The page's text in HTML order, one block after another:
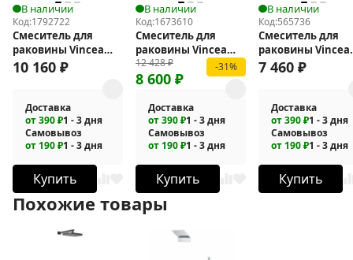
В наличии
Код:1792722
Смеситель для
раковины Vincea
Феерие (Feerie) VBF-
10 160 ₽
Доставка
от 390 ₽1 - 3 дня
Самовывоз
от 190 ₽1 - 3 дня
Купить
В наличии
Код:1673610
Смеситель для
раковины Vincea
Villa VBF-1VL1GM
12 428₽
8 600 ₽
-31%
Доставка
от 390 ₽1 - 3 дня
Самовывоз
от 190 ₽1 - 3 дня
Купить
В наличии
Код:565736
Смеситель для
раковины Vincea
Vogue (SS) VBF-
7 460 ₽
Доставка
от 390 ₽1 - 3 дня
Самовывоз
от 190 ₽1 - 3 дня
Купить
Похожие товары